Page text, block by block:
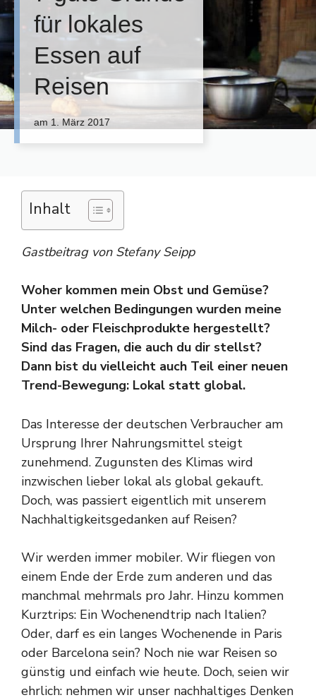
für lokales
Essen auf
Reisen
am 1. März 2017
Inhalt
Gastbeitrag von Stefany Seipp
Woher kommen mein Obst und Gemüse?
Unter welchen Bedingungen wurden meine
Milch- oder Fleischprodukte hergestellt?
Sind das Fragen, die auch du dir stellst?
Dann bist du vielleicht auch Teil einer neuen
Trend-Bewegung: Lokal statt global.
Das Interesse der deutschen Verbraucher am
Ursprung Ihrer Nahrungsmittel steigt
zunehmend. Zugunsten des Klimas wird
inzwischen lieber lokal als global gekauft.
Doch, was passiert eigentlich mit unserem
Nachhaltigkeitsgedanken auf Reisen?
Wir werden immer mobiler. Wir fliegen von
einem Ende der Erde zum anderen und das
manchmal mehrmals pro Jahr. Hinzu kommen
Kurztrips: Ein Wochenendtrip nach Italien?
Oder, darf es ein langes Wochenende in Paris
oder Barcelona sein? Noch nie war Reisen so
günstig und einfach wie heute. Doch, seien wir
ehrlich: nehmen wir unser nachhaltiges Denken